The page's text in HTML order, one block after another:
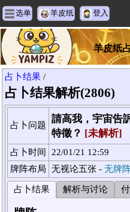
选单 羊皮纸 登入
羊皮纸
占卜结果 /
占卜结果解析(2806)
占卜问题
請高我，宇宙告
特徵？ [未解析]
占卜时间
22/01/21 12:59
牌阵布局
无视论五张 - 无牌
占卜结果 解析与讨论